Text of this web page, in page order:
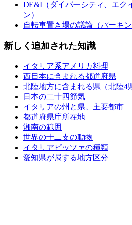
DE&I（ダイバーシティ、エク
ン）
自転車置き場の議論（パーキン
新しく追加された知識
イタリア系アメリカ料理
西日本に含まれる都道府県
北陸地方に含まれる県（北陸4
日本の二十四節気
イタリアの州と県、主要都市
都道府県庁所在地
湘南の範囲
世界の十二支の動物
イタリアピッツァの種類
愛知県が属する地方区分